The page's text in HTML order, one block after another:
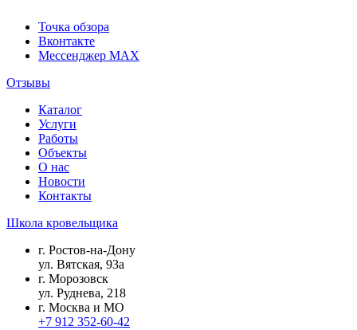
Точка обзора
Вконтакте
Мессенджер MAX
Отзывы
Каталог
Услуги
Работы
Объекты
О нас
Новости
Контакты
Школа кровельщика
г. Ростов-на-Дону
ул. Вятская, 93а
г. Морозовск
ул. Руднева, 218
г. Москва и МО
+7 912 352-60-42